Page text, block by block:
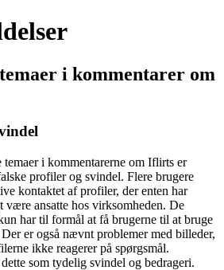
i kommentarer om
i kommentarerne om Iflirts er
profiler og svindel. Flere brugere
kontaktet af profiler, der enten har
være ansatte hos virksomheden. De
har til formål at få brugerne til at bruge
er også nævnt problemer med billeder,
ikke reagerer på spørgsmål.
som tydelig svindel og bedrageri.